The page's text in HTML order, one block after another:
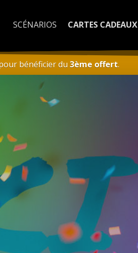
SCÉNARIOS CARTES CADEAUX
bénéficier du3ème offert.